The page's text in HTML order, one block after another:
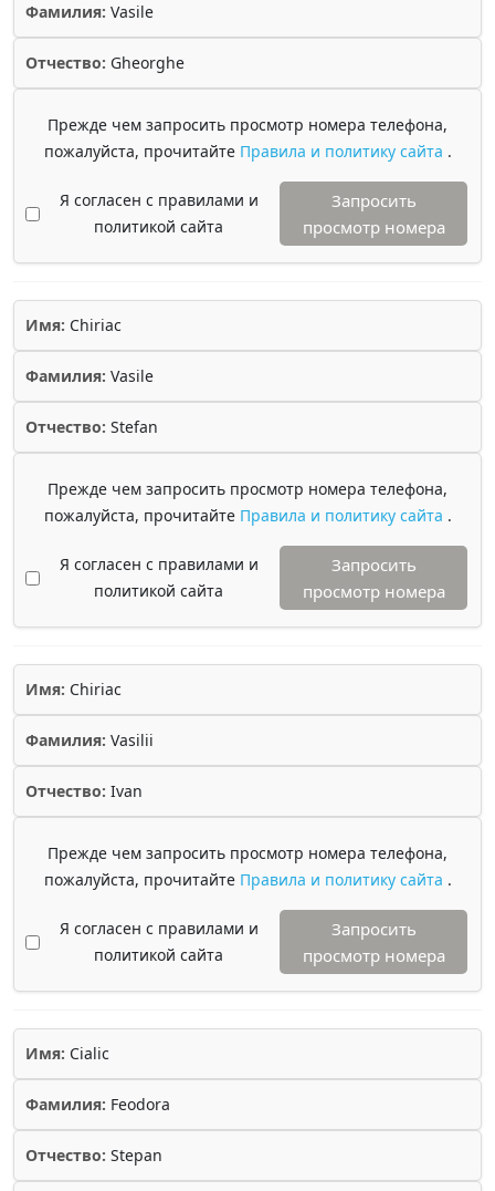
Фамилия: Vasile
Отчество: Gheorghe
Прежде чем запросить просмотр номера телефона,
пожалуйста, прочитайте Правила и политику сайта .
Я согласен с правилами и
политикой сайта
Запросить
просмотр номера
Имя: Chiriac
Фамилия: Vasile
Отчество: Stefan
Прежде чем запросить просмотр номера телефона,
пожалуйста, прочитайте Правила и политику сайта .
Я согласен с правилами и
политикой сайта
Запросить
просмотр номера
Имя: Chiriac
Фамилия: Vasilii
Отчество: Ivan
Прежде чем запросить просмотр номера телефона,
пожалуйста, прочитайте Правила и политику сайта .
Я согласен с правилами и
политикой сайта
Запросить
просмотр номера
Имя: Cialic
Фамилия: Feodora
Отчество: Stepan